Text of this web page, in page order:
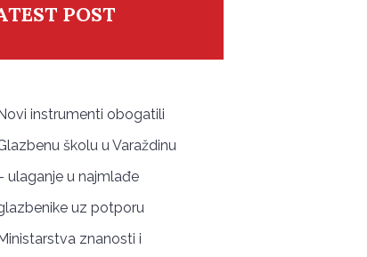
POST
instrumenti obogatili
školu u Varaždinu
ulaganje u najmlađe
uz potporu
znanosti i